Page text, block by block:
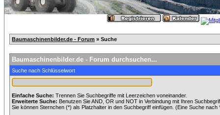
Baumaschinenbilder.de - Forum » Suche
Baumaschinenbilder.de - Forum durchsuchen...
Suche nach Schlüsselwort
Einfache Suche: Trennen Sie Suchbegriffe mit Leerzeichen voneinander.
Erweiterte Suche: Benutzen Sie AND, OR und NOT in Verbindung mit Ihren
Sie können Sternchen (*) als Platzhalter in den Suchbegriff einfügen. (Eine Suche